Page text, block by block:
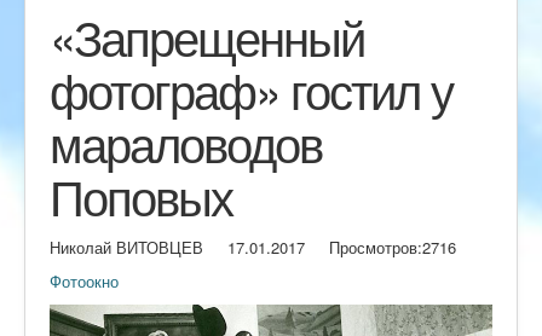
«Запрещенный
фотограф» гостил у
мараловодов
Поповых
Николай ВИТОВЦЕВ 17.01.2017 Просмотров:2716
Фотоокно